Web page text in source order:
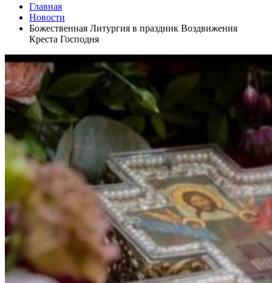
Главная
Новости
Божественная Литургия в праздник Воздвижения
Креста Господня